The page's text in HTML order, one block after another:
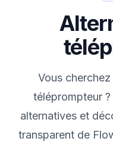
Vous
téléprompteur
alternatives et
transparent de